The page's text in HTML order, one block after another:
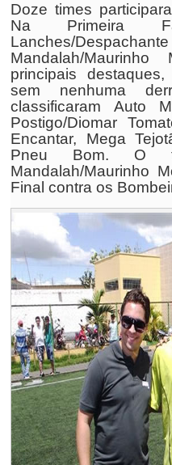
Doze times
Na Primeira
Lanches/
Mandalah/
principais
sem nenhuma
classificaram Auto
Postigo/Diomar
Encantar, Mega
Pneu Bom. O
Mandalah/Maurinho
Final contra os